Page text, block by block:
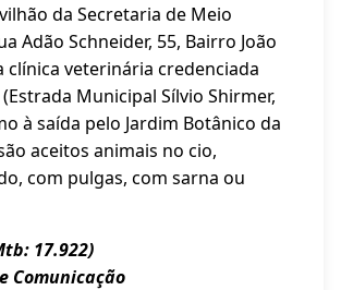
da Secretaria de Meio
Adão Schneider, 55, Bairro João
clínica veterinária credenciada
Municipal Sílvio Shirmer,
à saída pelo Jardim Botânico da
aceitos animais no cio,
com pulgas, com sarna ou
17.922)
Comunicação